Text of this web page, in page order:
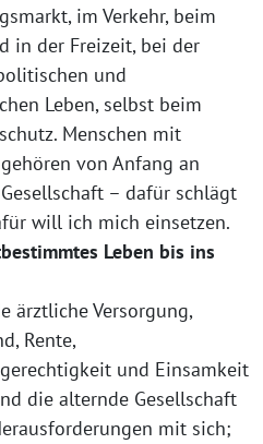
im Verkehr, beim
in der Freizeit, bei der
und
Leben, selbst beim
Menschen mit
von Anfang an
– dafür schlägt
will ich mich einsetzen.
Leben bis ins
ärztliche Versorgung,
Rente,
und Einsamkeit
die alternde Gesellschaft
mit sich;